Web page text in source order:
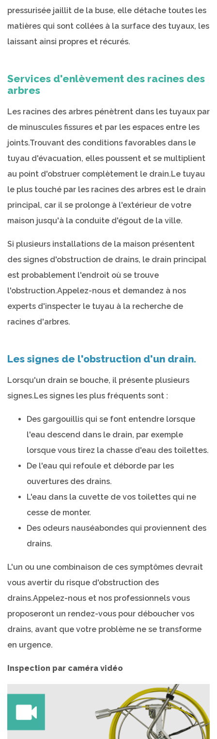
pressurisée jaillit de la buse, elle détache toutes les
matières qui sont collées à la surface des tuyaux, les
laissant ainsi propres et récurés.
Services d'enlèvement des racines des
arbres
Les racines des arbres pénètrent dans les tuyaux par
de minuscules fissures et par les espaces entre les
joints.Trouvant des conditions favorables dans le
tuyau d'évacuation, elles poussent et se multiplient
au point d'obstruer complètement le drain.Le tuyau
le plus touché par les racines des arbres est le drain
principal, car il se prolonge à l'extérieur de votre
maison jusqu'à la conduite d'égout de la ville.
Si plusieurs installations de la maison présentent
des signes d'obstruction de drains, le drain principal
est probablement l'endroit où se trouve
l'obstruction.Appelez-nous et demandez à nos
experts d'inspecter le tuyau à la recherche de
racines d'arbres.
Les signes de l'obstruction d'un drain.
Lorsqu'un drain se bouche, il présente plusieurs
signes.Les signes les plus fréquents sont :
Des gargouillis qui se font entendre lorsque
l'eau descend dans le drain, par exemple
lorsque vous tirez la chasse d'eau des toilettes.
De l'eau qui refoule et déborde par les
ouvertures des drains.
L'eau dans la cuvette de vos toilettes qui ne
cesse de monter.
Des odeurs nauséabondes qui proviennent des
drains.
L'un ou une combinaison de ces symptômes devrait
vous avertir du risque d'obstruction des
drains.Appelez-nous et nos professionnels vous
proposeront un rendez-vous pour déboucher vos
drains, avant que votre problème ne se transforme
en urgence.
Inspection par caméra vidéo